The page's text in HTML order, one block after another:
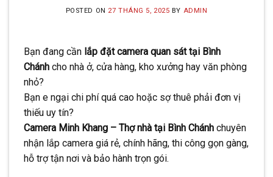
TIẾT KIỆM | CAMERA
20 Tháng 5, 2025
Minh Khang là đơn vị hàng đầu trong [...]
CONTINUE READING→
POSTED ON 27 THÁNG 5, 2025 BY ADMIN
Bạn đang cần lắp đặt camera quan sát tại Bình
Chánh cho nhà ở, cửa hàng, kho xưởng hay văn phòng
nhỏ?
Bạn e ngại chi phí quá cao hoặc sợ thuê phải đơn vị
thiếu uy tín?
Camera Minh Khang – Thợ nhà tại Bình Chánh chuyên
nhận lắp camera giá rẻ, chính hãng, thi công gọn gàng,
hỗ trợ tận nơi và bảo hành trọn gói.